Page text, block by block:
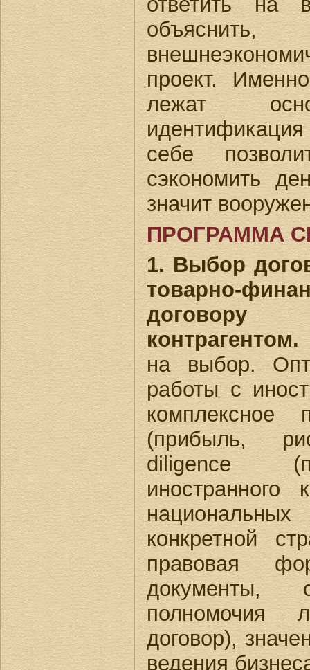
проект.
лежат
себе
сэкономить
значит
ПРОГРАММА
1. Выбор
товарно-
договору
контрагентом.
на выбор.
работы с
комплексное
(прибыль,
diligence
иностранного
конкретной
правовая
документы,
полномочия
договор),
ведения